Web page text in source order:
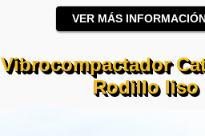
VER MÁS
Vibrocompactador
Rodillo liso